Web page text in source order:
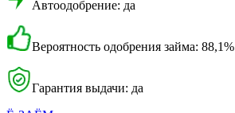
Автоодобрение: да
Вероятность одобрения займа: 88,1%
Гарантия выдачи: да